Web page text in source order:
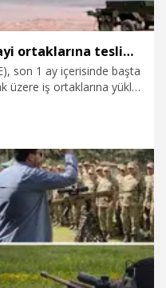
MKE, TSK ve savunma sanayi ortaklarına teslimatlarını sürdürdü
son 1 ay içerisinde başta
üzere iş ortaklarına yüklü